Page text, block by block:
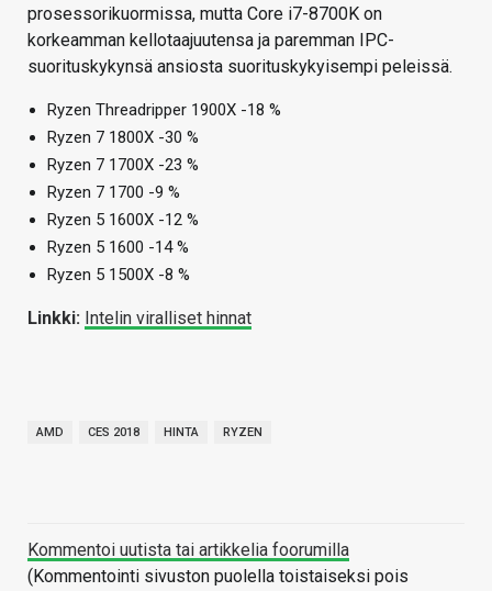
prosessorikuormissa, mutta Core i7-8700K on
korkeamman kellotaajuutensa ja paremman IPC-
suorituskykynsä ansiosta suorituskykyisempi peleissä.
Ryzen Threadripper 1900X -18 %
Ryzen 7 1800X -30 %
Ryzen 7 1700X -23 %
Ryzen 7 1700 -9 %
Ryzen 5 1600X -12 %
Ryzen 5 1600 -14 %
Ryzen 5 1500X -8 %
Linkki: Intelin viralliset hinnat
AMD CES 2018 HINTA RYZEN
Kommentoi uutista tai artikkelia foorumilla
(Kommentointi sivuston puolella toistaiseksi pois